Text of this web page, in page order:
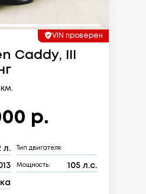
VIN проверен
Caddy, III
р.
л. Тип двигателя:
Мощность: 105 л.с.